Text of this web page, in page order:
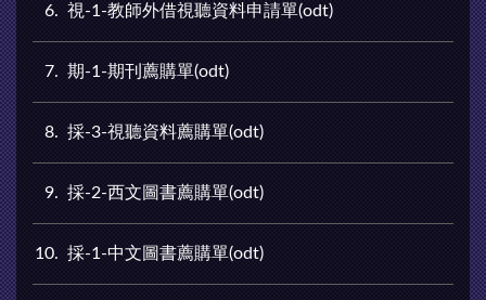
6 視-1-教師外借視聽資料申請單(odt)
7 期-1-期刊薦購單(odt)
8 採-3-視聽資料薦購單(odt)
9 採-2-西文圖書薦購單(odt)
10 採-1-中文圖書薦購單(odt)